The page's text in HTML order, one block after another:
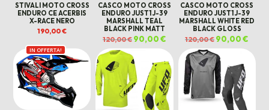
STIVALI MOTO CROSS
ENDURO CE ACERBIS
X-RACE NERO
190,00€
CASCO MOTO CROSS
ENDURO JUST1 J-39
MARSHALL TEAL
BLACK PINK MATT
120,00€ Il
prezzo
originale
era:
120,00 €.
90,00€Il
prezzo
attuale
è:
90,00 €.
CASCO MOTO CROSS
ENDURO JUST1 J-39
MARSHALL WHITE RED
BLACK GLOSS
120,00€ Il
prezzo
originale
era:
120,00 €.
90,00€
è:
IN OFFERTA!